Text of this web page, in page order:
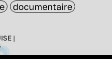
documentaire
|